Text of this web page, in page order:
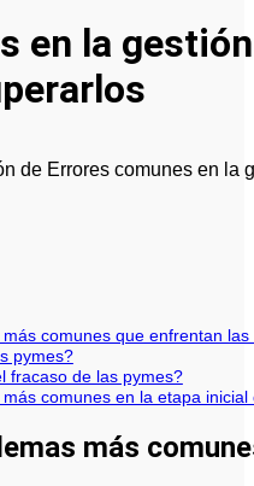
en la
comunes que enfrentan las
pymes?
fracaso de las pymes?
comunes en la etapa
más